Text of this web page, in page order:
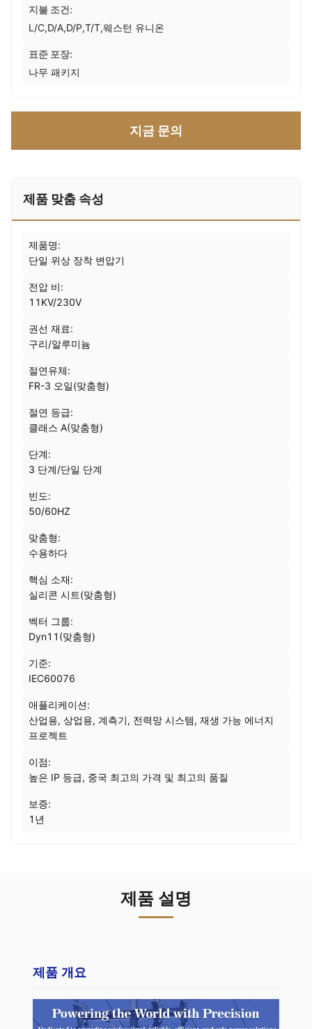
지불 조건:
L/C,D/A,D/P,T/T,웨스턴 유니온
표준 포장:
나무 패키지
지금 문의
제품 맞춤 속성
제품명:
단일 위상 장착 변압기
전압 비:
11KV/230V
권선 재료:
구리/알루미늄
절연유체:
FR-3 오일(맞춤형)
절연 등급:
클래스 A(맞춤형)
단계:
3 단계/단일 단계
빈도:
50/60HZ
맞춤형:
수용하다
핵심 소재:
실리콘 시트(맞춤형)
벡터 그룹:
Dyn11(맞춤형)
기준:
IEC60076
애플리케이션:
산업용, 상업용, 계측기, 전력망 시스템, 재생 가능 에너지
프로젝트
이점:
높은 IP 등급, 중국 최고의 가격 및 최고의 품질
보증:
1년
제품 설명
제품 개요